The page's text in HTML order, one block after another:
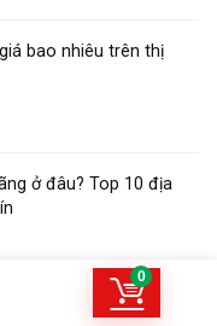
0
bao nhiêu trên thị
ở đâu? Top 10 địa
16 thường mà